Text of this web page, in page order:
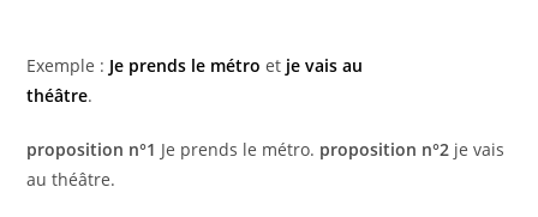
Exemple : Je prends le métro et je vais au
théâtre.
proposition n°1 Je prends le métro. proposition n°2 je vais
au théâtre.